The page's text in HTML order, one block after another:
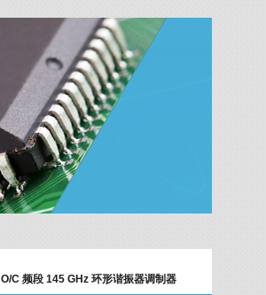
O/C 频段 145 GHz 环形谐振器调制器